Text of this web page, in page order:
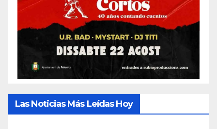
Las Noticias Más Leídas Hoy